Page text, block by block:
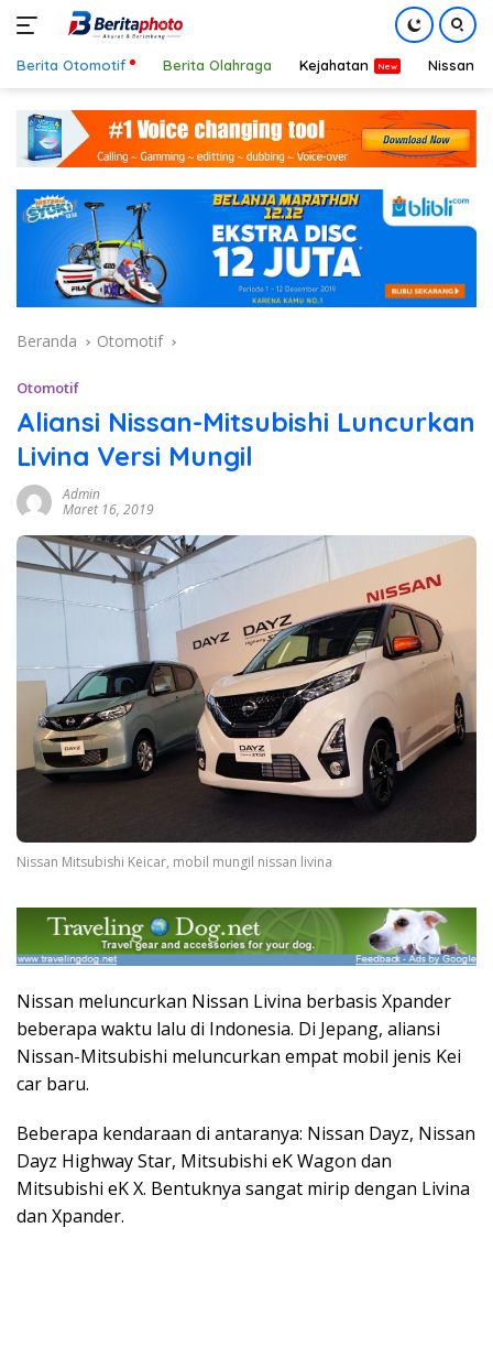
konten
Berita Otomotif Berita Olahraga Kejahatan Nissan
Beranda Otomotif
Otomotif
Aliansi Nissan-Mitsubishi Luncurkan
Livina Versi Mungil
Admin
Maret 16, 2019
Nissan Mitsubishi Keicar, mobil mungil nissan livina
Nissan meluncurkan Nissan Livina berbasis Xpander
beberapa waktu lalu di Indonesia. Di Jepang, aliansi
Nissan-Mitsubishi meluncurkan empat mobil jenis Kei
car baru.
Beberapa kendaraan di antaranya: Nissan Dayz, Nissan
Dayz Highway Star, Mitsubishi eK Wagon dan
Mitsubishi eK X. Bentuknya sangat mirip dengan Livina
dan Xpander.